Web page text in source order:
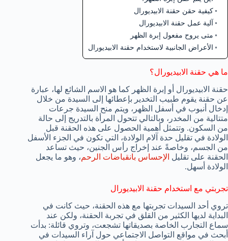
كيفية حقن حقنة الابيديورال
آلية عمل حقنة الابيديورال
متى يروح مفعول إبرة الظهر
الأعراض الجانبية لاستخدام حقنة الابيديورال
ما هي حقنة الابيديورال؟
حقنة الابيديورال أو إبرة الظهر كما هو الاسم الشائع لها، عبارة
عن حقنة يقوم طبيب التخدير بإعطائها إلى السيدة من خلال
إدخال أنبوب في أسفل الظهر، ويتم منح السيدة جرعات
متتالية من المخدر، وبالتالي تتحول المرأة بالتدريج إلى حالة
من السكون. وتتمثل أهمية الحصول على هذه الحقنة قبل
الولادة في تقليل حدة آلام الولادة، التي تكون في الجزء الأسفل
من الجسم، وخاصةً عند إخراج رأس الجنين، حيث تساعد
الحقنة على تقليل الإحساس بانقباضات الرحم، وهو ما يجعل
الولادة أسهل.
تجربتي مع استخدام حقنة الابيديورال
تروي أحد السيدات تجربتها مع هذه الحقنة، حيث كانت في
البداية لديها الكثير من القلق في تجربة الحقنة، ولكن عند
سماع التجارب الخاصة بصديقاتها تشجعت، وتروي قائلة: بدأت
أبحث في مواقع التواصل الاجتماعي حول آراء السيدات في